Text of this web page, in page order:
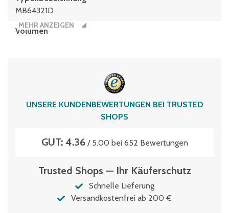
MB64321D
Volumen
MEHR ANZEIGEN
UNSERE KUNDENBEWERTUNGEN BEI TRUSTED
SHOPS
GUT: 4.36/ 5.00 bei 652 Bewertungen
Trusted Shops — Ihr Käuferschutz
Schnelle Lieferung
Versandkostenfrei ab 200 €